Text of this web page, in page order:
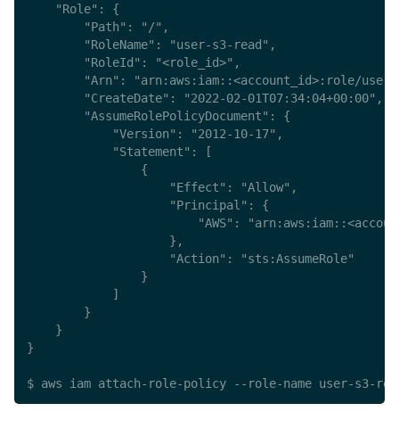
    "Role": {
        "Path": "/",
        "RoleName": "user-s3-read",
        "RoleId": "<role_id>",
"Arn": "arn:aws:iam::<account_id>:role/
        "CreateDate": "2022-02-01T07:34:04+00:00",
        "AssumeRolePolicyDocument": {
            "Version": "2012-10-17",
            "Statement": [
                {
                    "Effect": "Allow",
                    "Principal": {
"AWS":
                    },
                    "Action": "sts:AssumeRole"
                }
            ]
        }
    }
}
$ aws iam attach-role-policy --role-name user-s3-